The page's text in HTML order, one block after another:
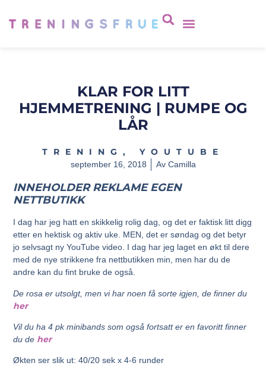
KLAR FOR LITT
HJEMMETRENING | RUMPE OG
LÅR
TRENING , YOUTUBE
september 16, 2018 AvCamilla
INNEHOLDER REKLAME EGEN
NETTBUTIKK
I dag har jeg hatt en skikkelig rolig dag, og det er faktisk litt digg
etter en hektisk og aktiv uke. MEN, det er søndag og det betyr
jo selvsagt ny YouTube video. I dag har jeg laget en økt til dere
med de nye strikkene fra nettbutikken min, men har du de
andre kan du fint bruke de også.
De rosa er utsolgt, men vi har noen få sorte igjen, de finner du
her
Vil du ha 4 pk minibands som også fortsatt er en favoritt finner
du de her
Økten ser slik ut: 40/20 sek x 4-6 runder